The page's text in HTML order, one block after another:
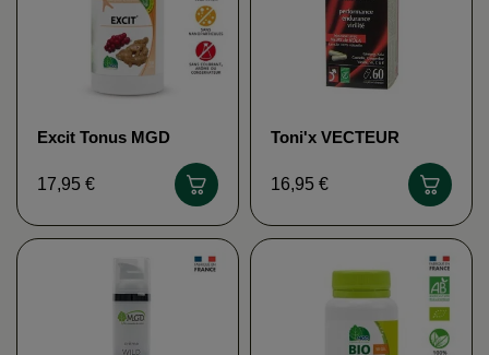
Excit Tonus MGD
17,95 €
Toni'x VECTEUR
16,95 €